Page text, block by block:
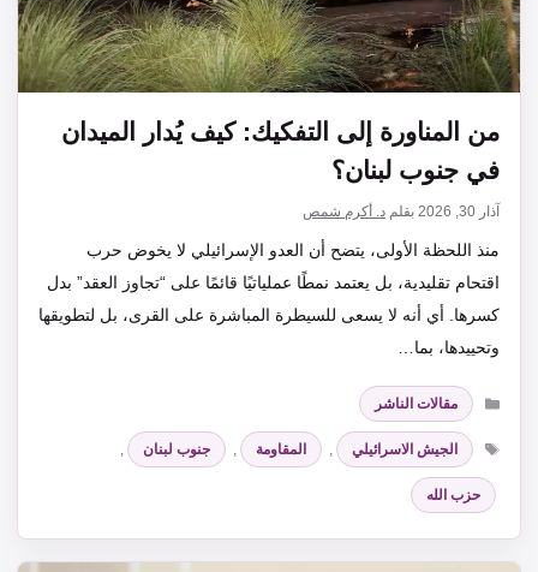
من المناورة إلى التفكيك: كيف يُدار الميدان
في جنوب لبنان؟
آذار 30, 2026 بقلم د. أكرم شمص
منذ اللحظة الأولى، يتضح أن العدو الإسرائيلي لا يخوض حرب
اقتحام تقليدية، بل يعتمد نمطًا عملياتيًا قائمًا على “تجاوز العقد” بدل
كسرها. أي أنه لا يسعى للسيطرة المباشرة على القرى، بل لتطويقها
وتحييدها، بما…
التصنيفات
مقالات الناشر
الوسوم
الجيش الاسرائيلي , المقاومة , جنوب لبنان ,
حزب الله